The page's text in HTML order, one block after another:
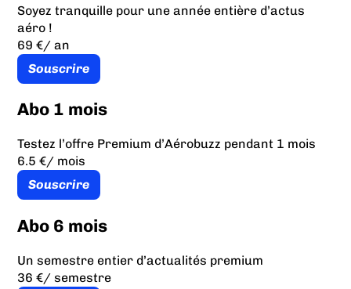
Soyez tranquille pour une année entière d’actus
aéro !
69 €/ an
Souscrire
Abo 1 mois
Testez l’offre Premium d’Aérobuzz pendant 1 mois
6.5 €/ mois
Souscrire
Abo 6 mois
Un semestre entier d’actualités premium
36 €/ semestre